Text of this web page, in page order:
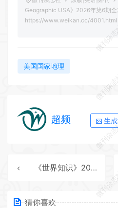
Geographic USA》2026年第6期
https://www.weikan.cc/4001.html
美国国家地理
超频 生
《世界知识》2026年第7期全彩精校PDF杂志下载
猜你喜欢
微刊
微刊杂志社
微刊
微刊杂志社